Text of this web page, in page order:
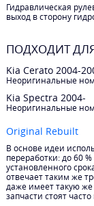
Гидравлическая
выход в сторону
ПОДХОДИТ
Kia Cerato 2004-
Неоригинальные
Kia Spectra 2004-
Неоригинальные
Original Rebuilt
В основе идеи
переработки: до 60
установленного
отвечает таким же
даже имеет такую
запчасти стоят